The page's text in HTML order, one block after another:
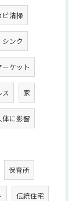
ビ清掃
シンク
ーケット
ス 家
体に影響
保育所
伝統住宅